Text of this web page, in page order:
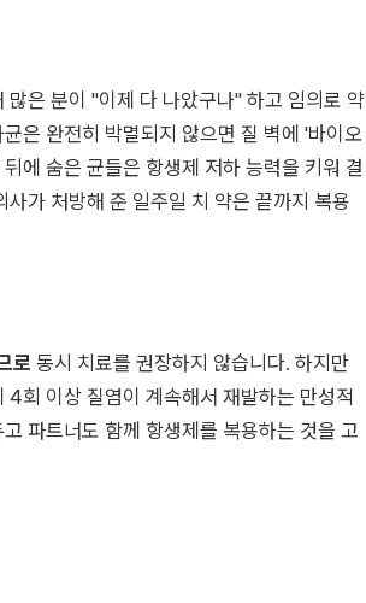
은 분이 "이제 다 나았구나" 하고 임의로 약
은 완전히 박멸되지 않으면 질 벽에 '바이오
에 숨은 균들은 항생제 저하 능력을 키워 결
가 처방해 준 일주일 치 약은 끝까지 복용
로 동시 치료를 권장하지 않습니다. 하지만
회 이상 질염이 계속해서 재발하는 만성적
파트너도 함께 항생제를 복용하는 것을 고